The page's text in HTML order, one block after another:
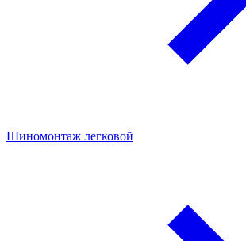
Шиномонтаж легковой